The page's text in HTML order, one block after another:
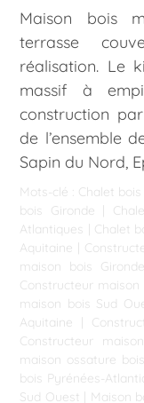
Maison bois
terrasse
réalisation. Le
massif à
construction
de l’ensemble
Sapin du Nord,
Mots-clé : Chalet
bois Gironde |
Atlantiques | Chalet
Aquitaine |
maison bois Gironde
Constructeur
maison bois Sud
Aquitaine |
Constructeur
maison ossature
bois Pyrénées-
Sud Ouest | Maison